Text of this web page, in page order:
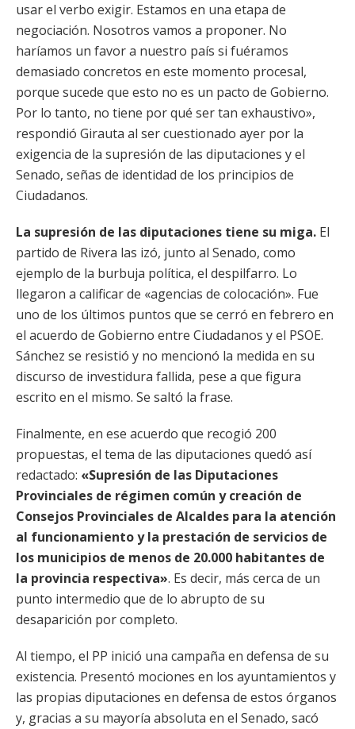
usar el verbo exigir. Estamos en una etapa de
negociación. Nosotros vamos a proponer. No
haríamos un favor a nuestro país si fuéramos
demasiado concretos en este momento procesal,
porque sucede que esto no es un pacto de Gobierno.
Por lo tanto, no tiene por qué ser tan exhaustivo»,
respondió Girauta al ser cuestionado ayer por la
exigencia de la supresión de las diputaciones y el
Senado, señas de identidad de los principios de
Ciudadanos.
La supresión de las diputaciones tiene su miga. El
partido de Rivera las izó, junto al Senado, como
ejemplo de la burbuja política, el despilfarro. Lo
llegaron a calificar de «agencias de colocación». Fue
uno de los últimos puntos que se cerró en febrero en
el acuerdo de Gobierno entre Ciudadanos y el PSOE.
Sánchez se resistió y no mencionó la medida en su
discurso de investidura fallida, pese a que figura
escrito en el mismo. Se saltó la frase.
Finalmente, en ese acuerdo que recogió 200
propuestas, el tema de las diputaciones quedó así
redactado: «Supresión de las Diputaciones
Provinciales de régimen común y creación de
Consejos Provinciales de Alcaldes para la atención
al funcionamiento y la prestación de servicios de
los municipios de menos de 20.000 habitantes de
la provincia respectiva». Es decir, más cerca de un
punto intermedio que de lo abrupto de su
desaparición por completo.
Al tiempo, el PP inició una campaña en defensa de su
existencia. Presentó mociones en los ayuntamientos y
las propias diputaciones en defensa de estos órganos
y, gracias a su mayoría absoluta en el Senado, sacó